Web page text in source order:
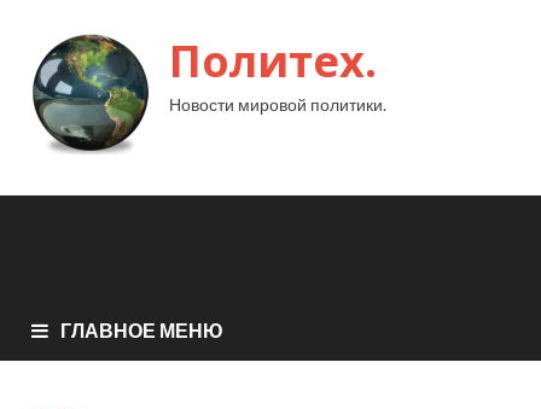
Политех.
Новости мировой политики.
ГЛАВНОЕ МЕНЮ